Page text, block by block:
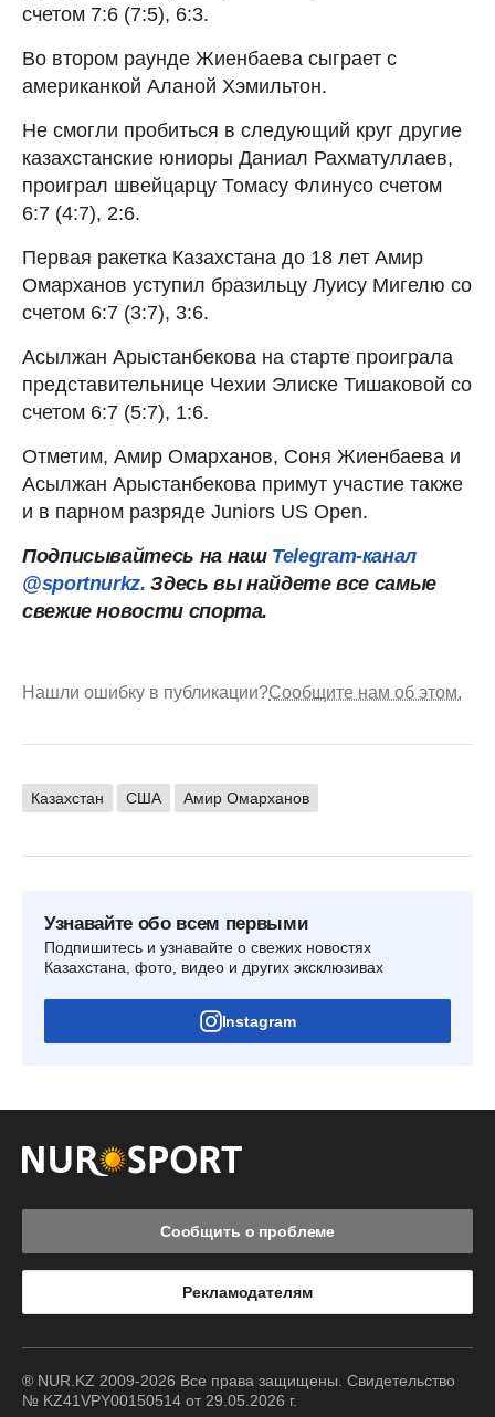
счетом 7:6 (7:5), 6:3.
Во втором раунде Жиенбаева сыграет с
американкой Аланой Хэмильтон.
Не смогли пробиться в следующий круг другие
казахстанские юниоры Даниал Рахматуллаев,
проиграл швейцарцу Томасу Флинусо счетом
6:7 (4:7), 2:6.
Первая ракетка Казахстана до 18 лет Амир
Омарханов уступил бразильцу Луису Мигелю со
счетом 6:7 (3:7), 3:6.
Асылжан Арыстанбекова на старте проиграла
представительнице Чехии Элиске Тишаковой со
счетом 6:7 (5:7), 1:6.
Отметим, Амир Омарханов, Соня Жиенбаева и
Асылжан Арыстанбекова примут участие также
и в парном разряде Juniors US Open.
Подписывайтесь на наш Telegram-канал
@sportnurkz.Здесь вы найдете все самые
свежие новости спорта.
Нашли ошибку в публикации?Сообщите нам об этом.
Казахстан США Амир Омарханов
Узнавайте обо всем первыми
Подпишитесь и узнавайте о свежих новостях
Казахстана, фото, видео и других эксклюзивах
Instagram
Сообщить о проблеме
Рекламодателям
® NUR.KZ 2009-2026 Все права защищены. Свидетельство
№ KZ41VPY00150514 от 29.05.2026 г.